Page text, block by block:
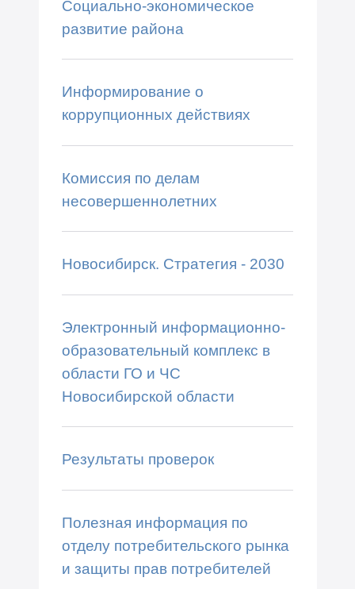
Социально-экономическое
развитие района
Информирование о
коррупционных действиях
Комиссия по делам
несовершеннолетних
Новосибирск. Стратегия - 2030
Электронный информационно-
образовательный комплекс в
области ГО и ЧС
Новосибирской области
Результаты проверок
Полезная информация по
отделу потребительского рынка
и защиты прав потребителей